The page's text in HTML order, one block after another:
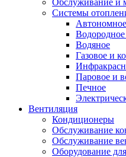
Обслуживание и
Системы
Водяное
Газовое и
Паровое и
Печное
Вентиляция
Кондиционеры
Обслуживание
Обслуживание
Оборудование